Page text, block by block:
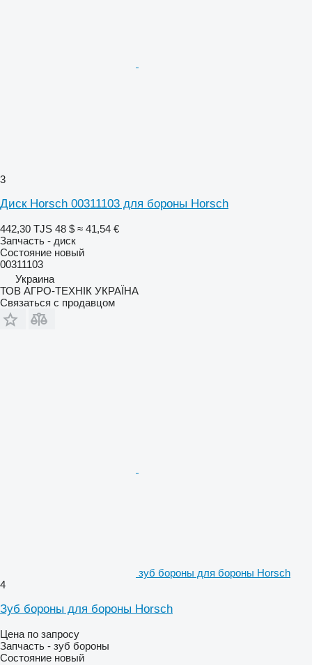
3
Диск Horsch 00311103 для бороны Horsch
442,30 TJS 48 $ ≈ 41,54 €
Запчасть - диск
Состояние новый
00311103
Украина
ТОВ АГРО-ТЕХНІК УКРАЇНА
Связаться с продавцом
зуб бороны для бороны Horsch
4
Зуб бороны для бороны Horsch
Цена по запросу
Запчасть - зуб бороны
Состояние новый